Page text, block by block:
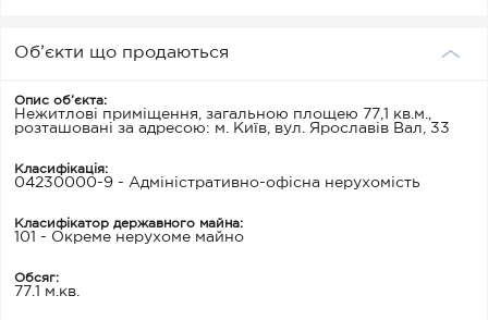
Об’єкти що продаються
Опис об’єкта:
Нежитлові приміщення, загальною площею 77,1 кв.м.,
розташовані за адресою: м. Київ, вул. Ярославів Вал, 33
Класифікація:
04230000-9 - Адміністративно-офісна нерухомість
Класифікатор державного майна:
101 - Окреме нерухоме майно
Обсяг:
77.1 м.кв.